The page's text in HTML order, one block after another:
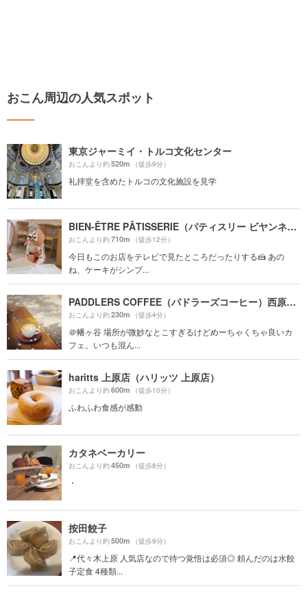
おこん周辺の人気スポット
東京ジャーミイ・トルコ文化センター
おこんより約520m （徒歩9分）
礼拝堂を含めたトルコの文化施設を見学
BIEN-ÊTRE PÂTISSERIE（パティスリー ビヤンネートル）
おこんより約710m （徒歩12分）
今日もこのお店をテレビで見たところだったりする🍰 あの
ね、ケーキがシンプ...
PADDLERS COFFEE（パドラーズコーヒー）西原本店
おこんより約230m （徒歩4分）
＠幡ヶ谷 場所が微妙なとこすぎるけどめーちゃくちゃ良いカ
フェ。いつも混ん...
haritts 上原店（ハリッツ 上原店）
おこんより約600m （徒歩10分）
ふわふわ食感が感動
カタネベーカリー
おこんより約450m （徒歩8分）
・
按田餃子
おこんより約500m （徒歩9分）
📍代々木上原 人気店なので待つ覚悟は必須◎ 頼んだのは水餃
子定食 4種類...